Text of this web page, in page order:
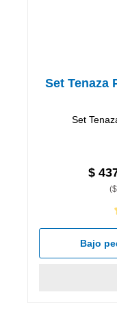
Set Tenaza
Set
$
Calificación
Bajo